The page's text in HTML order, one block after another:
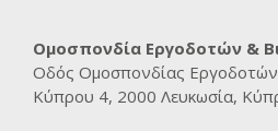
Ομοσπονδία Εργοδοτών &
Οδός Ομοσπονδίας
Κύπρου 4, 2000 Λευκωσία,